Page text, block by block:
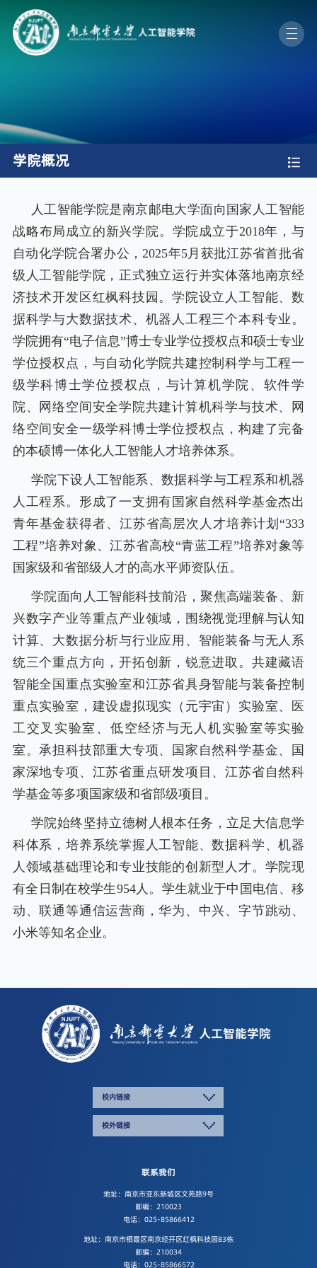
学院概况
人工智能学院是南京邮电大学面向国家人工智能
战略布局成立的新兴学院。学院成立于2018年，与
自动化学院合署办公， 2025年5 月获批江苏省首批省
级人工智能学院，正式独立运行并实体落地南京经
济技术开发区红枫科技园。学院设立人工智能、数
据科学与大数据技术、机器人工程三个本科专业。
学院拥有“电子信息”博士专业学位授权点和硕士专业
学位授权点，与自动化学院共建控制科学与工程一
级学科博士学位授权点，与计算机学院、软件学
院、网络空间安全学院共建计算机科学与技术、网
络空间安全一级学科博士学位授权点，构建了完备
的本硕博一体化人工智能人才培养体系。
学院下设人工智能系、数据科学与工程系和机器
人工程系。形成了一支拥有国家自然科学基金杰出
青年基金获得者、江苏省高层次人才培养计划 “333
工程”培养对象、江苏省高校“青蓝工程”培养对象等
国家级和省部级人才的高水平师资队伍。
学院面向人工智能科技前沿，聚焦高端装备、新
兴数字产业等重点产业领域，围绕视觉理解与认知
计算、大数据分析与行业应用、智能装备与无人系
统三个重点方向，开拓创新，锐意进取。共建藏语
智能全国重点实验室和江苏省具身智能与装备控制
重点实验室，建设虚拟现实（元宇宙）实验室、医
工交叉实验室、低空经济与无人机实验室等实验
室。承担科技部重大专项、国家自然科学基金、国
家深地专项、江苏省重点研发项目、江苏省自然科
学基金等多项国家级和省部级项目。
学院始终坚持立德树人根本任务，立足大信息学
科体系，培养系统掌握人工智能、数据科学、机器
人领域基础理论和专业技能的创新型人才。学院现
有全日制在校学生954人。学生就业于中国电信、移
动、联通等通信运营商，华为、中兴、字节跳动、
小米等知名企业。
校内链接
校外链接
联系我们
地址：南京市亚东新城区文苑路9号
邮编：210023
电话：025-85866412
地址：南京市栖霞区南京经开区红枫科技园B3栋
邮编：210034
电话：025-85866572